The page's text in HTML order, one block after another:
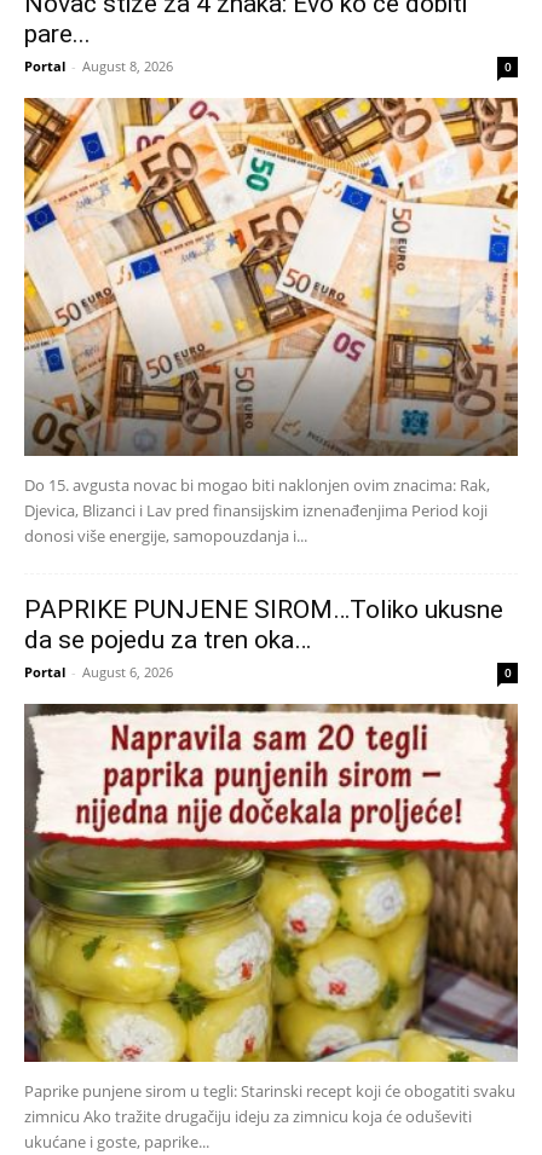
pare...
Portal - August 8, 2026 0
Do 15. avgusta novac bi mogao biti naklonjen ovim znacima: Rak,
Djevica, Blizanci i Lav pred finansijskim iznenađenjima Period koji
donosi više energije, samopouzdanja i...
PAPRIKE PUNJENE SIROM…Toliko ukusne
da se pojedu za tren oka…
Portal - August 6, 2026 0
Paprike punjene sirom u tegli: Starinski recept koji će obogatiti svaku
zimnicu Ako tražite drugačiju ideju za zimnicu koja će oduševiti
ukućane i goste, paprike...